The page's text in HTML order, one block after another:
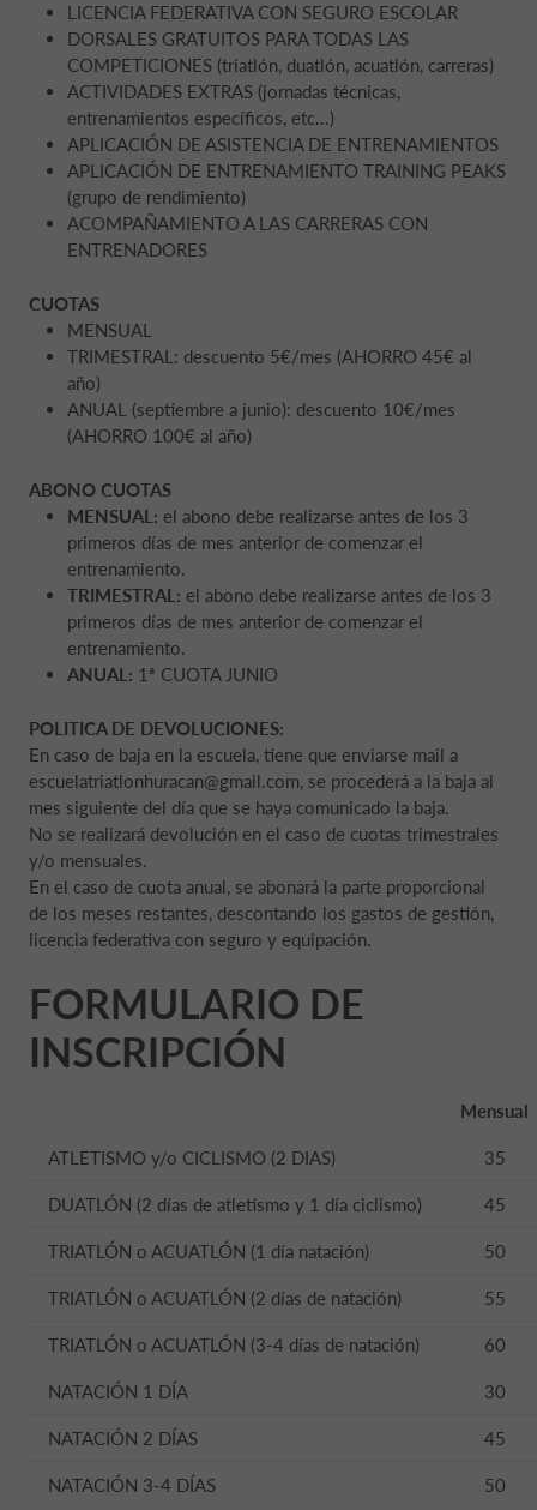
LICENCIA FEDERATIVA CON SEGURO ESCOLAR
DORSALES GRATUITOS PARA TODAS LAS
COMPETICIONES (triatlón, duatlón, acuatlón, carreras)
ACTIVIDADES EXTRAS (jornadas técnicas,
entrenamientos específicos, etc...)
APLICACIÓN DE ASISTENCIA DE ENTRENAMIENTOS
APLICACIÓN DE ENTRENAMIENTO TRAINING PEAKS
(grupo de rendimiento)
ACOMPAÑAMIENTO A LAS CARRERAS CON
ENTRENADORES
CUOTAS
MENSUAL
TRIMESTRAL: descuento 5€/mes (AHORRO 45€ al
año)
ANUAL (septiembre a junio): descuento 10€/mes
(AHORRO 100€ al año)
ABONO CUOTAS
MENSUAL: el abono debe realizarse antes de los 3
primeros días de mes anterior de comenzar el
entrenamiento.
TRIMESTRAL: el abono debe realizarse antes de los 3
primeros días de mes anterior de comenzar el
entrenamiento.
ANUAL: 1ª CUOTA JUNIO
POLITICA DE DEVOLUCIONES:
En caso de baja en la escuela, tiene que enviarse mail a
escuelatriatlonhuracan@gmail.com, se procederá a la baja al
mes siguiente del día que se haya comunicado la baja.
No se realizará devolución en el caso de cuotas trimestrales
y/o mensuales.
En el caso de cuota anual, se abonará la parte proporcional
de los meses restantes, descontando los gastos de gestión,
licencia federativa con seguro y equipación.
FORMULARIO DE
INSCRIPCIÓN
Mensual
ATLETISMO y/o CICLISMO (2 DIAS) 35
DUATLÓN (2 días de atletismo y 1 día ciclismo) 45
TRIATLÓN o ACUATLÓN (1 día natación) 50
TRIATLÓN o ACUATLÓN (2 días de natación) 55
TRIATLÓN o ACUATLÓN (3-4 días de natación) 60
NATACIÓN 1 DÍA 30
NATACIÓN 2 DÍAS 45
NATACIÓN 3-4 DÍAS 50